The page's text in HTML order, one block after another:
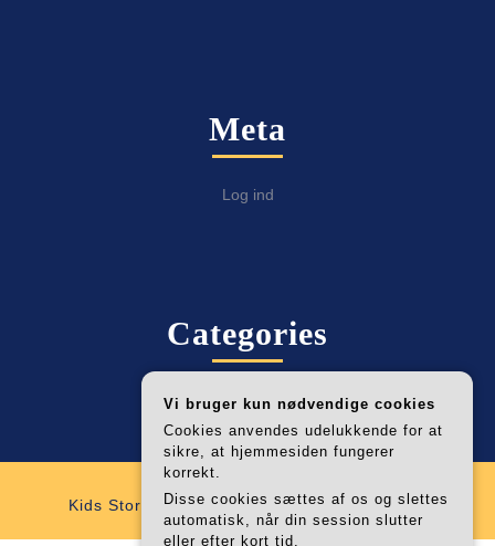
Meta
Log ind
Categories
Alle Fabulab Artikler
Kids Store WordPress ThemeBy VWThemes
Scroll
Vi bruger kun nødvendige cookies
Cookies anvendes udelukkende for at
sikre, at hjemmesiden fungerer
korrekt.
Disse cookies sættes af os og slettes
automatisk, når din session slutter
eller efter kort tid.